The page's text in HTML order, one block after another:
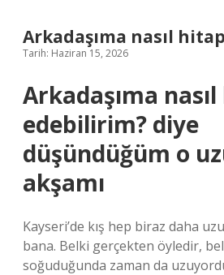
Arkadaşıma nasıl
Tarih: Haziran 15, 2026
Arkadaşıma
edebilirim? diye
düşündüğüm o
akşamı
Kayseri’de kış hep biraz daha
bana. Belki gerçekten öyledir,
soğuduğunda zaman da